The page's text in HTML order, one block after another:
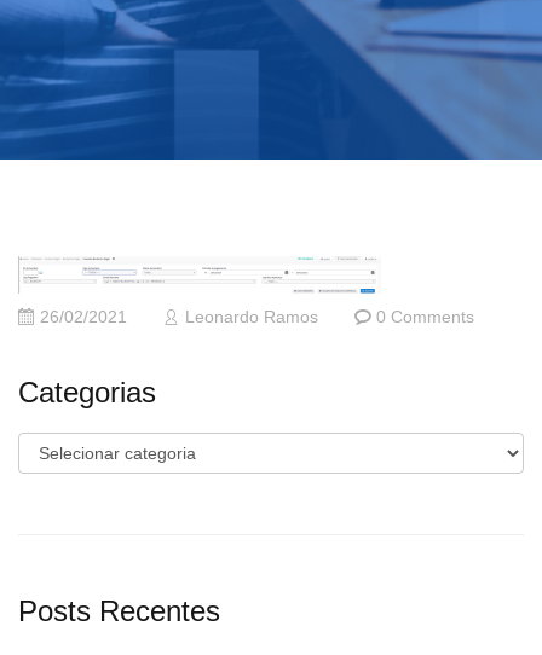
26/02/2021 Leonardo Ramos 0 Comments
Categorias
Categorias
Posts Recentes